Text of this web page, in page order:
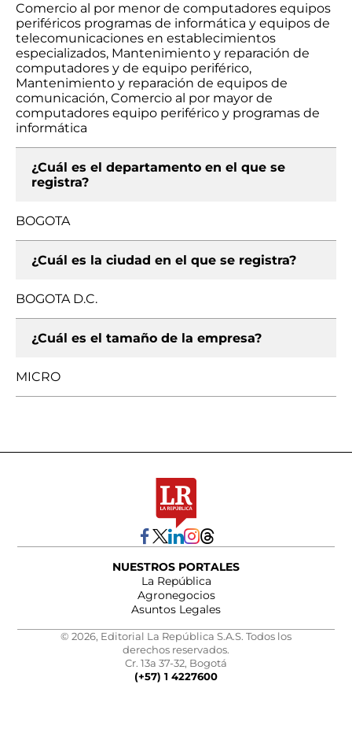
Comercio al por menor de computadores equipos
periféricos programas de informática y equipos de
telecomunicaciones en establecimientos
especializados, Mantenimiento y reparación de
computadores y de equipo periférico,
Mantenimiento y reparación de equipos de
comunicación, Comercio al por mayor de
computadores equipo periférico y programas de
informática
¿Cuál es el departamento en el que se
registra?
BOGOTA
¿Cuál es la ciudad en el que se registra?
BOGOTA D.C.
¿Cuál es el tamaño de la empresa?
MICRO
NUESTROS PORTALES
La República
Agronegocios
Asuntos Legales
© 2026, Editorial La República S.A.S. Todos los
derechos reservados.
Cr. 13a 37-32, Bogotá
(+57) 1 4227600